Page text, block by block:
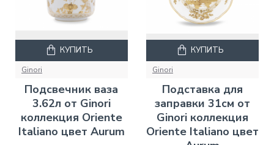
Ginori
Подсвечник ваза
3.62л от Ginori
коллекция Oriente
Italiano цвет Aurum
КУПИТЬ
Ginori
Подставка для
заправки 31см от
Ginori коллекция
Oriente Italiano цвет
КУПИТЬ